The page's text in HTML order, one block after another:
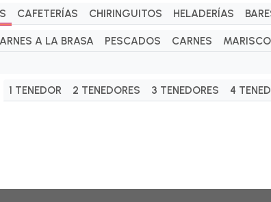
CAFETERÍAS CHIRINGUITOS HELADERÍAS
A LA BRASA PESCADOS CARNES
1 TENEDOR 2 TENEDORES 3 TENEDORES 4